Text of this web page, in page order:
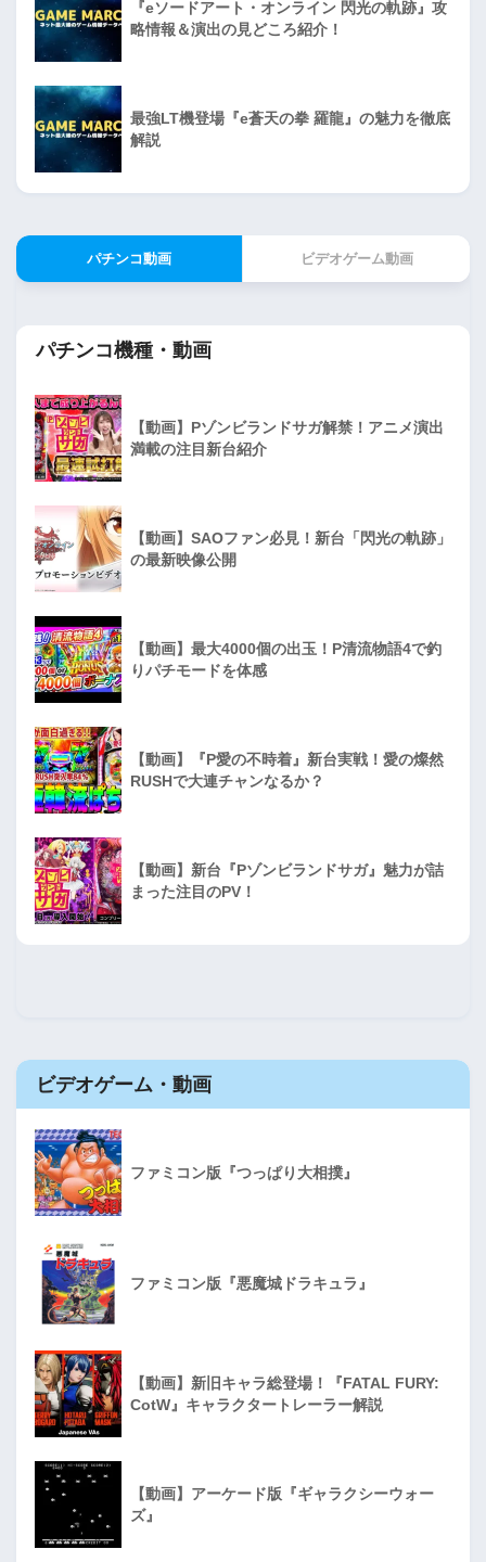
『eソードアート・オンライン 閃光の軌跡』攻
略情報＆演出の見どころ紹介！
最強LT機登場『e蒼天の拳 羅龍』の魅力を徹底
解説
パチンコ動画 ビデオゲーム動画
パチンコ機種・動画
【動画】Pゾンビランドサガ解禁！アニメ演出
満載の注目新台紹介
【動画】SAOファン必見！新台「閃光の軌跡」
の最新映像公開
【動画】最大4000個の出玉！P清流物語4で釣
りパチモードを体感
【動画】『P愛の不時着』新台実戦！愛の燦然
RUSHで大連チャンなるか？
【動画】新台『Pゾンビランドサガ』魅力が詰
まった注目のPV！
ビデオゲーム・動画
ファミコン版『つっぱり大相撲』
ファミコン版『悪魔城ドラキュラ』
【動画】新旧キャラ総登場！『FATAL FURY:
CotW』キャラクタートレーラー解説
【動画】アーケード版『ギャラクシーウォー
ズ』